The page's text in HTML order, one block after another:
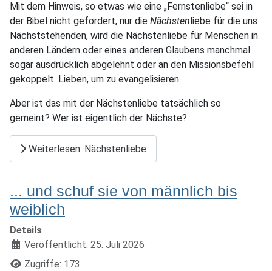
Mit dem Hinweis, so etwas wie eine „Fernstenliebe“ sei in
der Bibel nicht gefordert, nur die Nächstenliebe für die uns
Nächststehenden, wird die Nächstenliebe für Menschen in
anderen Ländern oder eines anderen Glaubens manchmal
sogar ausdrücklich abgelehnt oder an den Missionsbefehl
gekoppelt. Lieben, um zu evangelisieren.
Aber ist das mit der Nächstenliebe tatsächlich so
gemeint? Wer ist eigentlich der Nächste?
Weiterlesen: Nächstenliebe
... und schuf sie von männlich bis
weiblich
Details
Veröffentlicht: 25. Juli 2026
Zugriffe: 173